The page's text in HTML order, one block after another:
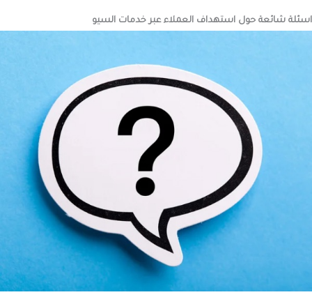
اسئلة شائعة حول استهداف العملاء عبر خدمات السيو